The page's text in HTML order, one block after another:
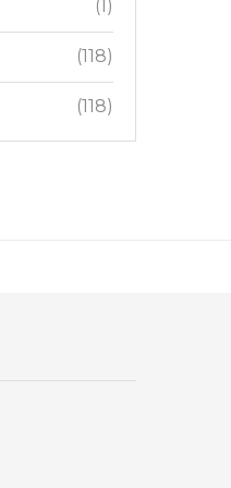
(1)
(118)
(118)